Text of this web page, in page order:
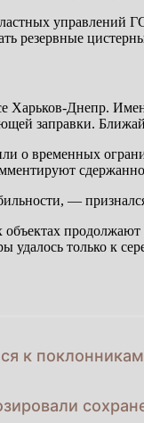
управлений
резервные
Днепр.
заправки.
о временных
—
продолжают
удалось только к
к